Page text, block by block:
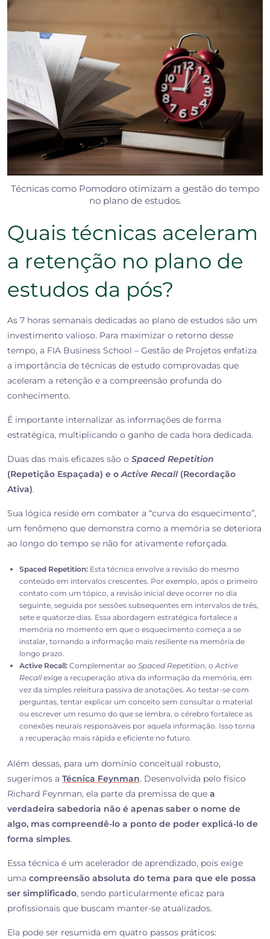
Técnicas como Pomodoro otimizam a gestão do tempo
no plano de estudos.
Quais técnicas aceleram
a retenção no plano de
estudos da pós?
As 7 horas semanais dedicadas ao plano de estudos são um
investimento valioso. Para maximizar o retorno desse
tempo, a FIA Business School – Gestão de Projetos enfatiza
a importância de técnicas de estudo comprovadas que
aceleram a retenção e a compreensão profunda do
conhecimento.
É importante internalizar as informações de forma
estratégica, multiplicando o ganho de cada hora dedicada.
Duas das mais eficazes são o Spaced Repetition
(Repetição Espaçada) e oActive Recall (Recordação
Ativa).
Sua lógica reside em combater a “curva do esquecimento”,
um fenômeno que demonstra como a memória se deteriora
ao longo do tempo se não for ativamente reforçada.
Spaced Repetition: Esta técnica envolve a revisão do mesmo
conteúdo em intervalos crescentes. Por exemplo, após o primeiro
contato com um tópico, a revisão inicial deve ocorrer no dia
seguinte, seguida por sessões subsequentes em intervalos de três,
sete e quatorze dias. Essa abordagem estratégica fortalece a
memória no momento em que o esquecimento começa a se
instalar, tornando a informação mais resiliente na memória de
longo prazo.
Active Recall: Complementar ao Spaced Repetition, oActive
Recall exige a recuperação ativa da informação da memória, em
vez da simples releitura passiva de anotações. Ao testar-se com
perguntas, tentar explicar um conceito sem consultar o material
ou escrever um resumo do que se lembra, o cérebro fortalece as
conexões neurais responsáveis por aquela informação. Isso torna
a recuperação mais rápida e eficiente no futuro.
Além dessas, para um domínio conceitual robusto,
sugerimos a Técnica Feynman. Desenvolvida pelo físico
Richard Feynman, ela parte da premissa de que a
verdadeira sabedoria não é apenas saber o nome de
algo, mas compreendê-lo a ponto de poder explicá-lo de
forma simples.
Essa técnica é um acelerador de aprendizado, pois exige
uma compreensão absoluta do tema para que ele possa
ser simplificado, sendo particularmente eficaz para
profissionais que buscam manter-se atualizados.
Ela pode ser resumida em quatro passos práticos: